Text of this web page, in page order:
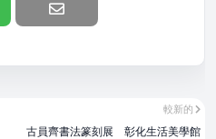
較新的
古員齊書法篆刻展 彰化生活美學館